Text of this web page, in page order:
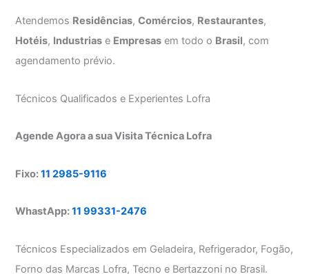
Atendemos Residências,Comércios, Restaurantes,
Hotéis, Industrias e Empresas em todo o Brasil, com
agendamento prévio.
Técnicos Qualificados e Experientes Lofra
Agende Agora a sua Visita Técnica Lofra
Fixo:11 2985-9116
WhastApp:11 99331-2476
Técnicos Especializados em Geladeira, Refrigerador, Fogão,
Forno das Marcas Lofra, Tecno e Bertazzoni no Brasil.